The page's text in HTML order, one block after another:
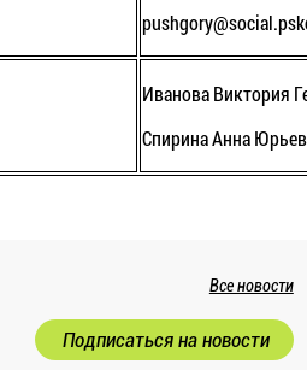
Иванова Виктория
Спирина Анна
Все новости
Подписаться на новости